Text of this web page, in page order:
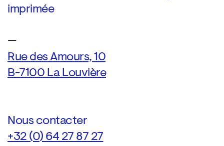
imprimée
—
Rue des Amours, 10
B-7100 La Louvière
Nous contacter
+32 (0) 64 27 87 27